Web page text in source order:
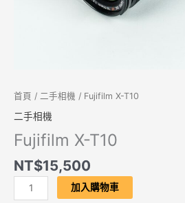
首頁 / 二手相機 / Fujifilm X-T10
二手相機
Fujifilm X-T10
NT$15,500
加入購物車